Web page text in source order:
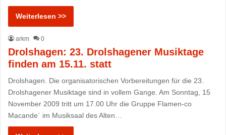
Weiterlesen >>
arkm 0
Drolshagen: 23. Drolshagener Musiktage
finden am 15.11. statt
Drolshagen. Die organisatorischen Vorbereitungen für die 23.
Drolshagener Musiktage sind in vollem Gange. Am Sonntag, 15
November 2009 tritt um 17.00 Uhr die Gruppe Flamen-co
Macande´ im Musiksaal des Alten…